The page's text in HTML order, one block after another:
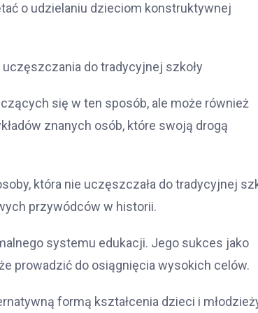
o udzielaniu dzieciom konstruktywnej
do tradycyjnej szkoły
się w ten sposób, ale może również
znanych osób, które swoją drogą
która nie uczęszczała do tradycyjnej
przywódców w historii.
systemu edukacji. Jego sukces jako
prowadzić do osiągnięcia wysokich celów.
formą kształcenia dzieci i